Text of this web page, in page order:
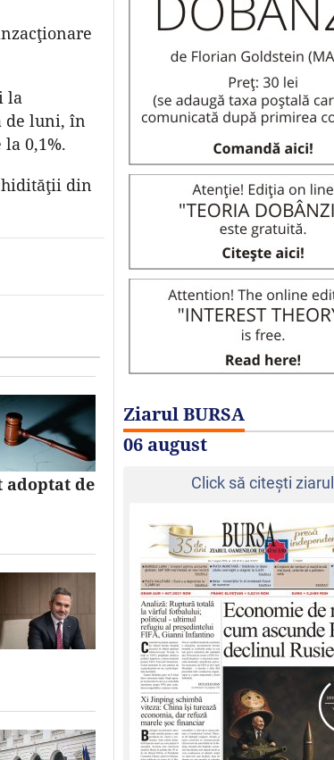
la
de luni, în
0,1%.
din
de
Ziarul BURSA
06 august
Click să citeşti ziarul